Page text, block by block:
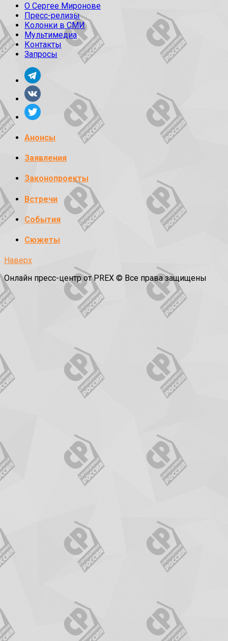
О Сергее Миронове
Пресс-релизы
Колонки в СМИ
Мультимедиа
Контакты
Запросы
Анонсы
Заявления
Законопроекты
Встречи
События
Сюжеты
Наверх
Онлайн пресс-центр от PREX © Все права защищены